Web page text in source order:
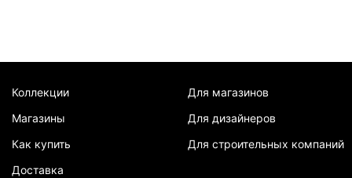
Коллекции
Магазины
Как купить
Доставка
Для магазинов
Для дизайнеров
Для строительных компаний